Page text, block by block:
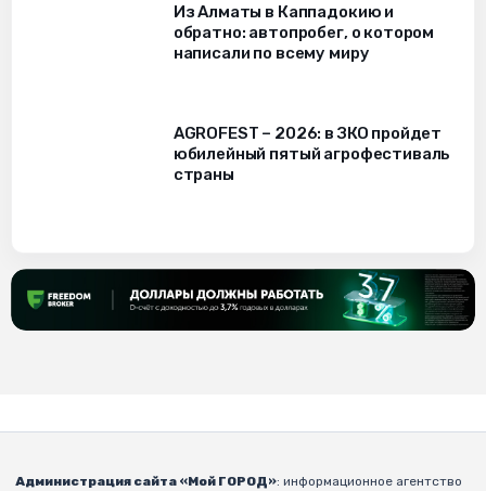
Из Алматы в Каппадокию и
обратно: автопробег, о котором
написали по всему миру
AGROFEST – 2026: в ЗКО пройдет
юбилейный пятый агрофестиваль
страны
Администрация сайта «Мой ГОРОД»: информационное агентство